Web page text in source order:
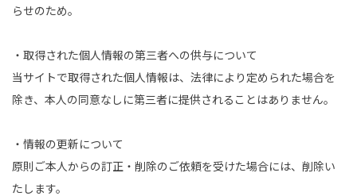
らせのため。
・取得された個人情報の第三者への供与について
当サイトで取得された個人情報は、法律により定められた場合を
除き、本人の同意なしに第三者に提供されることはありません。
・情報の更新について
原則ご本人からの訂正・削除のご依頼を受けた場合には、削除い
たします。